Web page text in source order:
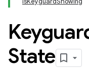
State